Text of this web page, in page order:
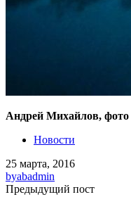
Андрей Михайлов, фото
Новости
25 марта, 2016
byabadmin
Предыдущий пост